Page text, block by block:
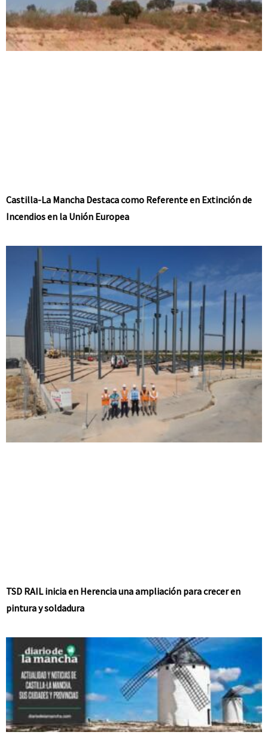
Castilla-La Mancha Destaca como Referente en Extinción de
Incendios en la Unión Europea
TSD RAIL inicia en Herencia una ampliación para crecer en
pintura y soldadura